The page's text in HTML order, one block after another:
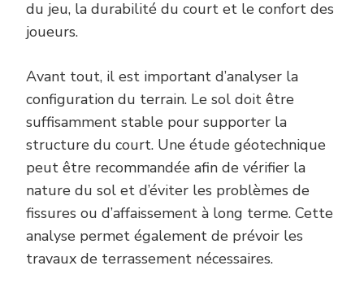
du jeu, la durabilité du court et le confort des
joueurs.
Avant tout, il est important d’analyser la
configuration du terrain. Le sol doit être
suffisamment stable pour supporter la
structure du court. Une étude géotechnique
peut être recommandée afin de vérifier la
nature du sol et d’éviter les problèmes de
fissures ou d’affaissement à long terme. Cette
analyse permet également de prévoir les
travaux de terrassement nécessaires.